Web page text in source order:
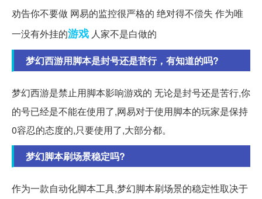
劝告你不要做 网易的监控很严格的 绝对得不偿失 作为唯
一没有外挂的游戏 人家不是白做的
梦幻西游用脚本是封号还是苦行，有知道的吗?
梦幻西游是禁止用脚本影响游戏的 无论是封号还是苦行,你
的号已经是不能在使用了,网易对于使用脚本的玩家是保持
0容忍的态度的,只要使用了,大部分都。
梦幻脚本刷场景稳定吗?
作为一款自动化脚本工具,梦幻脚本刷场景的稳定性取决于